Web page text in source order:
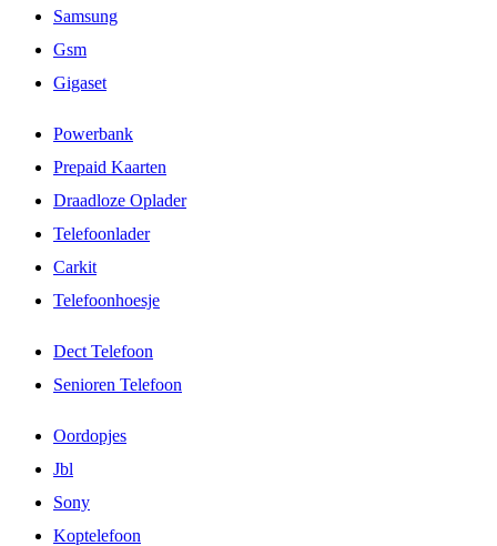
Samsung
Gsm
Gigaset
Powerbank
Prepaid Kaarten
Draadloze Oplader
Telefoonlader
Carkit
Telefoonhoesje
Dect Telefoon
Senioren Telefoon
Oordopjes
Jbl
Sony
Koptelefoon